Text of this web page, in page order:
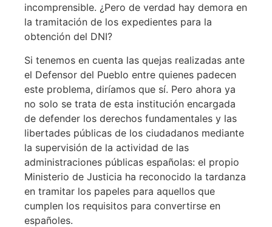
incomprensible. ¿Pero de verdad hay demora en
la tramitación de los expedientes para la
obtención del DNI?
Si tenemos en cuenta las quejas realizadas ante
el Defensor del Pueblo entre quienes padecen
este problema, diríamos que sí. Pero ahora ya
no solo se trata de esta institución encargada
de defender los derechos fundamentales y las
libertades públicas de los ciudadanos mediante
la supervisión de la actividad de las
administraciones públicas españolas: el propio
Ministerio de Justicia ha reconocido la tardanza
en tramitar los papeles para aquellos que
cumplen los requisitos para convertirse en
españoles.